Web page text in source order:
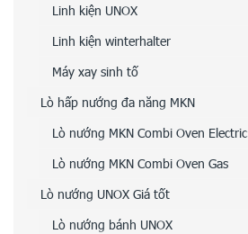
Linh kiện UNOX
Linh kiện winterhalter
Máy xay sinh tố
Lò hấp nướng đa năng MKN
Lò nướng MKN Combi Oven Electric
Lò nướng MKN Combi Oven Gas
Lò nướng UNOX Giá tốt
Lò nướng bánh UNOX